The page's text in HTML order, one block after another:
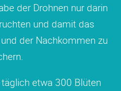
der Drohnen nur darin
und damit das
der Nachkommen zu
etwa 300 Blüten